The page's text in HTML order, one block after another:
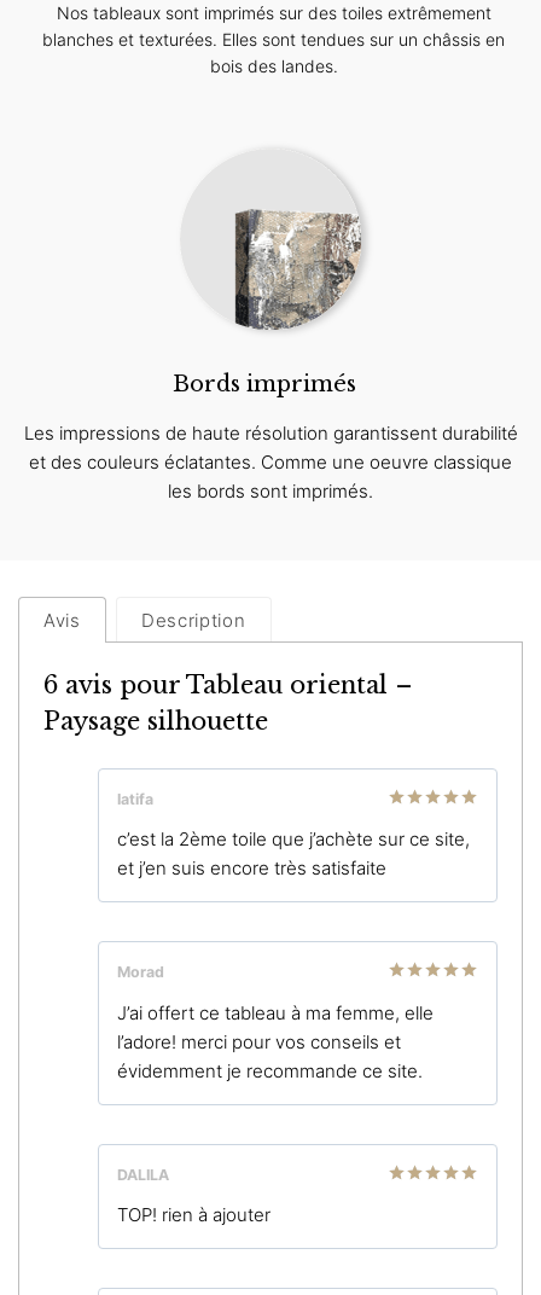
Nos tableaux sont imprimés sur des toiles extrêmement
blanches et texturées. Elles sont tendues sur un châssis en
bois des landes.
Bords imprimés
Les impressions de haute résolution garantissent durabilité
et des couleurs éclatantes. Comme une oeuvre classique
les bords sont imprimés.
Avis Description
6 avis pour Tableau oriental –
Paysage silhouette
5
latifa
c’est la 2ème toile que j’achète sur ce site,
et j’en suis encore très satisfaite
5
Morad
J’ai offert ce tableau à ma femme, elle
l’adore! merci pour vos conseils et
évidemment je recommande ce site.
DALILA
TOP! rien à ajouter